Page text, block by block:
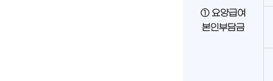
① 요양급여
본인부담금